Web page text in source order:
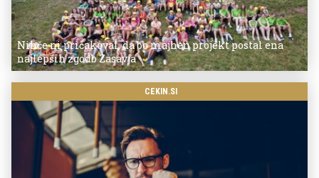
Nihče ni pričakoval, da bo majhen projekt postal ena
najlepših zgodb Zasavja
CEKIN.SI